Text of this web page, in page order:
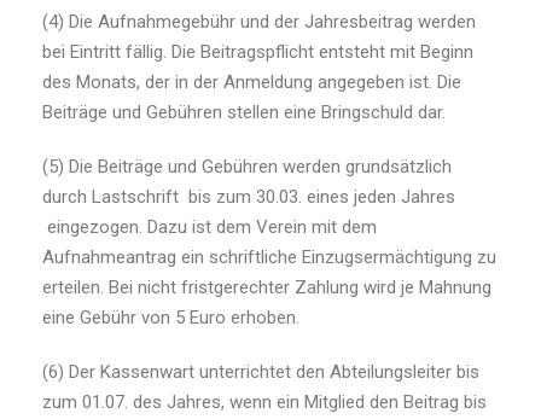
(4) Die Aufnahmegebühr und der Jahresbeitrag werden
bei Eintritt fällig. Die Beitragspflicht entsteht mit Beginn
des Monats, der in der Anmeldung angegeben ist. Die
Beiträge und Gebühren stellen eine Bringschuld dar.
(5) Die Beiträge und Gebühren werden grundsätzlich
durch Lastschrift bis zum 30.03. eines jeden Jahres
eingezogen. Dazu ist dem Verein mit dem
Aufnahmeantrag ein schriftliche Einzugsermächtigung zu
erteilen. Bei nicht fristgerechter Zahlung wird je Mahnung
eine Gebühr von 5 Euro erhoben.
(6) Der Kassenwart unterrichtet den Abteilungsleiter bis
zum 01.07. des Jahres, wenn ein Mitglied den Beitrag bis